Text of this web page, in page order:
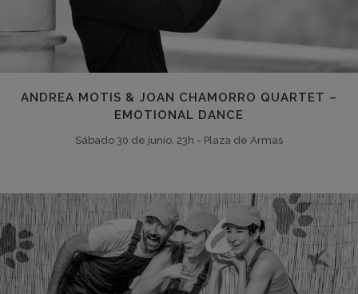
ANDREA MOTIS & JOAN CHAMORRO QUARTET –
EMOTIONAL DANCE
Sábado 30 de junio. 23h - Plaza de Armas